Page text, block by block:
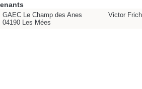
GAEC Le Champ des Anes
04190 Les Mées
Victor